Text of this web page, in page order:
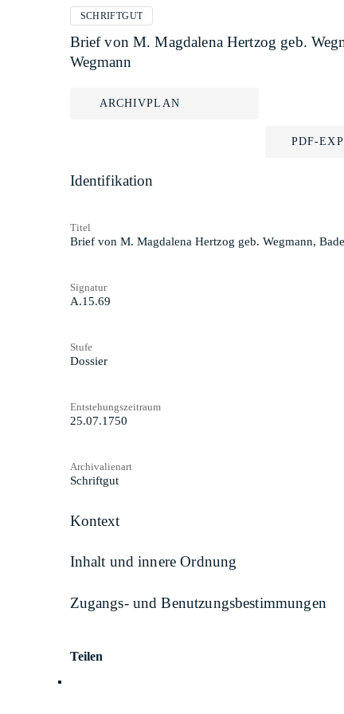
SCHRIFTGUT
Brief von M. Magdalena Hertzog geb.
Wegmann
ARCHIVPLAN
PDF-
Identifikation
Titel
Brief von M. Magdalena Hertzog geb. Wegmann,
Signatur
A.15.69
Stufe
Dossier
Entstehungszeitraum
25.07.1750
Archivalienart
Schriftgut
Kontext
Inhalt und innere Ordnung
Zugangs- und Benutzungsbestimmungen
Teilen